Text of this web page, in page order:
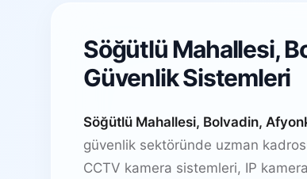
Söğütlü Mahallesi,
Güvenlik Sistemleri
Söğütlü Mahallesi, Bolvadin,
güvenlik sektöründe uzman
CCTV kamera sistemleri, IP